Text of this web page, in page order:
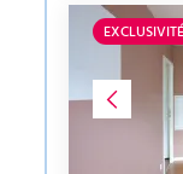
EXCLUSIVITÉ